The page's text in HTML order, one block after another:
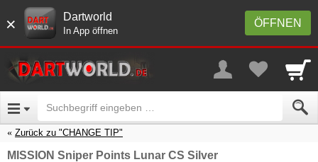
× ÖFFNEN
Dartworld
In App öffnen
Zurück zu "CHANGE TIP"
MISSION Sniper Points Lunar CS Silver